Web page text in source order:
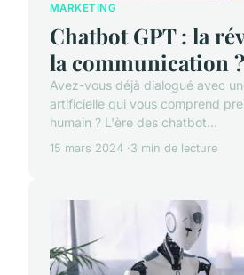
MARKETING
Chatbot GPT : la
la communication ?
Avez-vous déjà dialogué avec
artificielle qui vous comprend
humain ? L'ère des chatbot...
15 mars 2024 3 min de lecture